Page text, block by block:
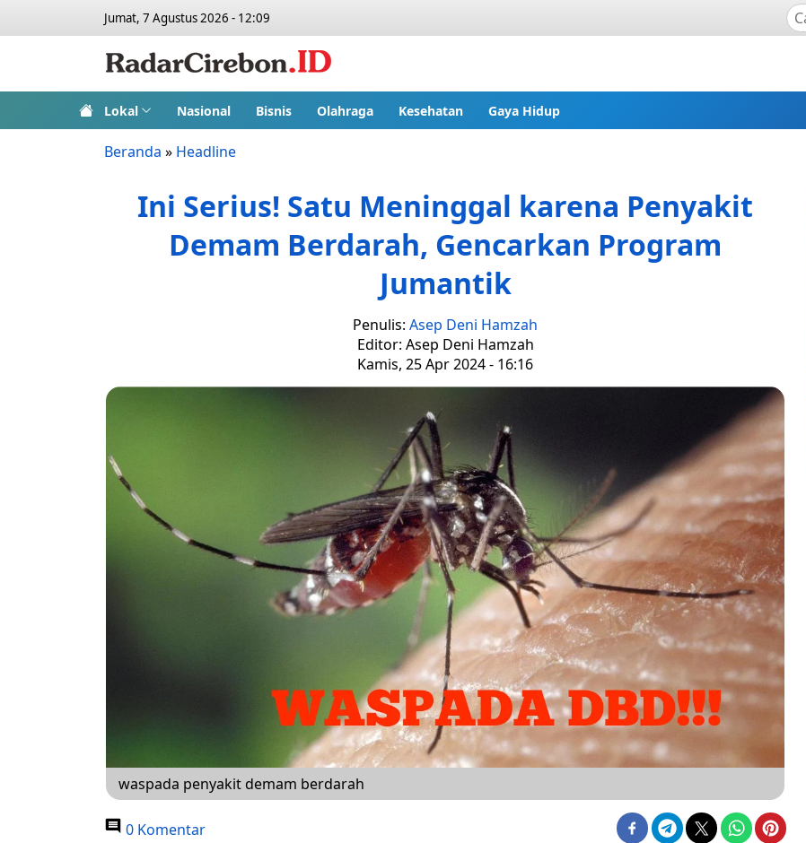
Jumat, 7 Agustus 2026 - 12:09
Lokal Nasional Bisnis Olahraga Kesehatan Gaya Hidup
Beranda » Headline
Ini Serius! Satu Meninggal karena Penyakit
Demam Berdarah, Gencarkan Program
Jumantik
Penulis: Asep Deni Hamzah
Editor: Asep Deni Hamzah
Kamis, 25 Apr 2024 - 16:16
waspada penyakit demam berdarah
0 Komentar